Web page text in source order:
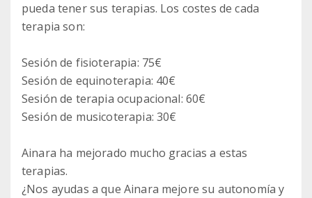
pueda tener sus terapias. Los costes de cada
terapia son:
Sesión de fisioterapia: 75€
Sesión de equinoterapia: 40€
Sesión de terapia ocupacional: 60€
Sesión de musicoterapia: 30€
Ainara ha mejorado mucho gracias a estas
terapias.
¿Nos ayudas a que Ainara mejore su autonomía y